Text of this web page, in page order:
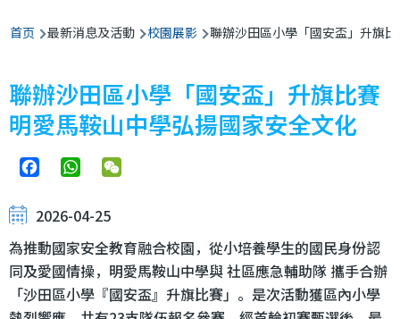
面
包
屑
首页 最新消息及活動 校園展影 聯辦沙田區小學「國安盃」升旗
聯辦沙田區小學「國安盃」升旗比賽
明愛馬鞍山中學弘揚國家安全文化
FacebookWhatsApp
2026-04-25
為推動國家安全教育融合校園，從小培養學生的國民身份認
同及愛國情操，明愛馬鞍山中學與 社區應急輔助隊 攜手合辦
「沙田區小學『國安盃』升旗比賽」。是次活動獲區內小學